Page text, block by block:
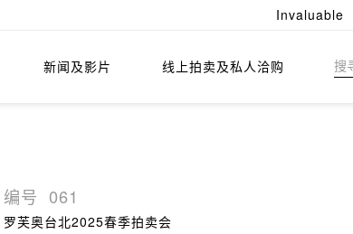
Invaluable
新闻及影片 线上拍卖及私人洽购
编号 061
罗芙奥台北2025春季拍卖会